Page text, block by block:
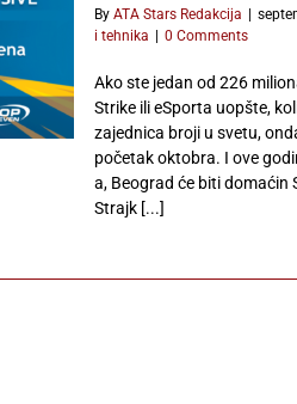
By ATA Stars Redakcija
i tehnika
0 Comments
Ako ste jedan od 226
Strike ili eSporta uopšte,
zajednica broji u svetu,
početak oktobra. I ove
a, Beograd će biti
Strajk [...]